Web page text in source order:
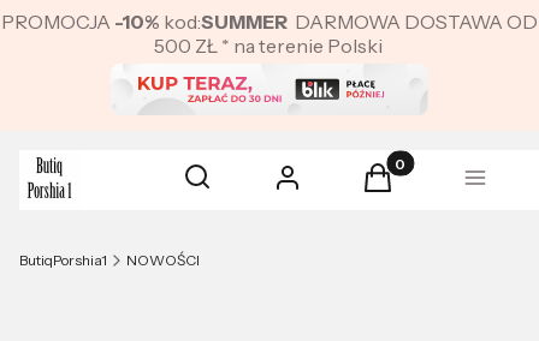
PROMOCJA -10% kod:SUMMER DARMOWA DOSTAWA OD
500 ZŁ * na terenie Polski
Otwórz wyszukiwarkę
Szukaj Zaloguj się Produkty w
Koszyk Menu
ButiqPorshia1 NOWOŚCI